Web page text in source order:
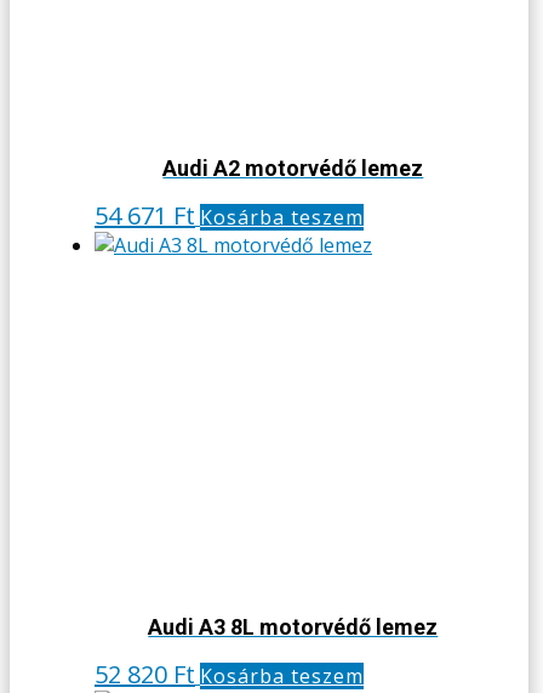
Audi A2 motorvédő lemez
54 671 Ft Kosárba teszem
Audi A3 8L motorvédő lemez
52 820 Ft Kosárba teszem